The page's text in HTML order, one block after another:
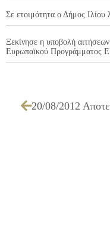
Σε ετοιμότητα ο Δήμος
Ξεκίνησε η υποβολή
Ευρωπαϊκού Προγράμματος